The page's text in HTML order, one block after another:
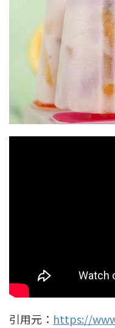
引用元： https://